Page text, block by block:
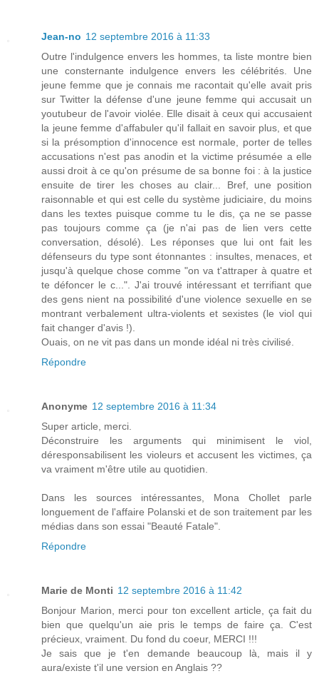
Jean-no 12 septembre 2016 à 11:33
Outre l'indulgence envers les hommes, ta liste montre bien
une consternante indulgence envers les célébrités. Une
jeune femme que je connais me racontait qu'elle avait pris
sur Twitter la défense d'une jeune femme qui accusait un
youtubeur de l'avoir violée. Elle disait à ceux qui accusaient
la jeune femme d'affabuler qu'il fallait en savoir plus, et que
si la présomption d'innocence est normale, porter de telles
accusations n'est pas anodin et la victime présumée a elle
aussi droit à ce qu'on présume de sa bonne foi : à la justice
ensuite de tirer les choses au clair... Bref, une position
raisonnable et qui est celle du système judiciaire, du moins
dans les textes puisque comme tu le dis, ça ne se passe
pas toujours comme ça (je n'ai pas de lien vers cette
conversation, désolé). Les réponses que lui ont fait les
défenseurs du type sont étonnantes : insultes, menaces, et
jusqu'à quelque chose comme "on va t'attraper à quatre et
te défoncer le c...". J'ai trouvé intéressant et terrifiant que
des gens nient na possibilité d'une violence sexuelle en se
montrant verbalement ultra-violents et sexistes (le viol qui
fait changer d'avis !).
Ouais, on ne vit pas dans un monde idéal ni très civilisé.
Répondre
Anonyme 12 septembre 2016 à 11:34
Super article, merci.
Déconstruire les arguments qui minimisent le viol,
déresponsabilisent les violeurs et accusent les victimes, ça
va vraiment m'être utile au quotidien.
Dans les sources intéressantes, Mona Chollet parle
longuement de l'affaire Polanski et de son traitement par les
médias dans son essai "Beauté Fatale".
Répondre
Marie de Monti 12 septembre 2016 à 11:42
Bonjour Marion, merci pour ton excellent article, ça fait du
bien que quelqu'un aie pris le temps de faire ça. C'est
précieux, vraiment. Du fond du coeur, MERCI !!!
Je sais que je t'en demande beaucoup là, mais il y
aura/existe t'il une version en Anglais ??